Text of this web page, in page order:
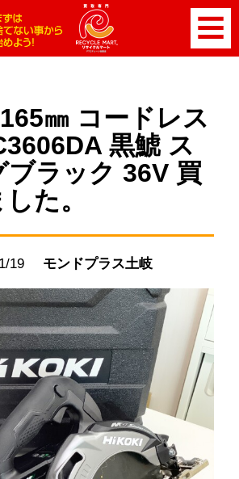
㎜ コードレス
黒鯱 ス
ブラック 36V 買
た。
19 モンドプラス土岐